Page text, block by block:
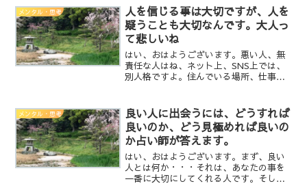
力を分散するためです。ある意味では楽
をする為でもあるんで...
メンタル・思考
人を信じる事は大切ですが、人を
疑うことも大切なんです。大人っ
て悲しいね
はい、おはようございます。悪い人、無
責任な人はね、ネット上、SNS上では、
別人格ですよ。住んでいる場所、仕事、
と思っていても全て嘘かもしれない。だ
から！ネットやSNSに...
メンタル・思考
良い人に出会うには、どうすれば
良いのか、どう見極めれば良いの
か占い師が答えます。
はい、おはようございます。まず、良い
人とは何か・・・それは、あなたの事を
一番に大切にしてくれる人です。そし